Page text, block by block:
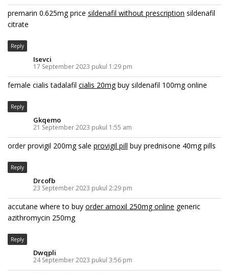
premarin 0.625mg price sildenafil without prescription sildenafil
citrate
Reply
Isevci
17 September 2023 pukul 1:29 pm
female cialis tadalafil cialis 20mgbuy sildenafil 100mg online
Reply
Gkqemo
21 September 2023 pukul 1:55 am
order provigil 200mg sale provigil pill buy prednisone 40mg pills
Reply
Drcofb
23 September 2023 pukul 2:29 pm
accutane where to buy order amoxil 250mg online generic
azithromycin 250mg
Reply
Dwqpli
24 September 2023 pukul 3:56 pm